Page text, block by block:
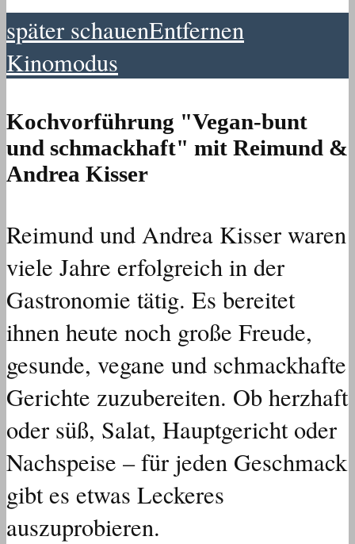
später schauenEntfernen
Kinomodus
Kochvorführung "Vegan-bunt
und schmackhaft" mit Reimund &
Andrea Kisser
Reimund und Andrea Kisser waren
viele Jahre erfolgreich in der
Gastronomie tätig. Es bereitet
ihnen heute noch große Freude,
gesunde, vegane und schmackhafte
Gerichte zuzubereiten. Ob herzhaft
oder süß, Salat, Hauptgericht oder
Nachspeise – für jeden Geschmack
gibt es etwas Leckeres
auszuprobieren.